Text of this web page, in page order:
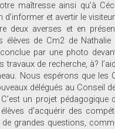
maîtresse ainsi qu’à
d’informer et avertir le
deux averses et en
élèves de Cm2 de
conclue par une photo
travaux de recherche, à?
Nous espérons que les
délégués au Conseil
un projet
d’acquérir des
de grandes questions,